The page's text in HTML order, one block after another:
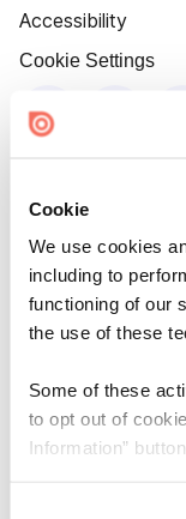
Cookie
We use cookies
including to
functioning of our
the use of these
Some of these
to opt out of
Information”
Accessibility
Cookie Settings